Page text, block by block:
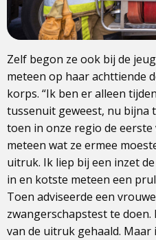
Zelf begon ze ook bij de
meteen op haar achttiende
korps. “Ik ben er alleen
tussenuit geweest, nu bijna
toen in onze regio de
meteen wat ze ermee
uitruk. Ik liep bij een inzet
in en kotste meteen een
Toen adviseerde een
zwangerschapstest te
van de uitruk gehaald.